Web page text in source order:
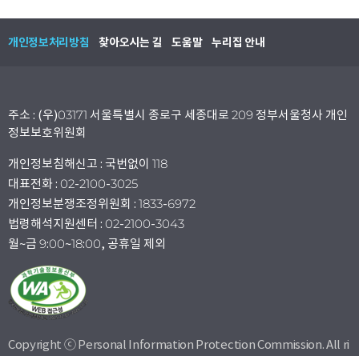
개인정보처리방침 찾아오시는 길 도움말 누리집 안내
주소 : (우)03171 서울특별시 종로구 세종대로 209 정부서울청사 개인
정보보호위원회
개인정보침해신고 : 국번없이 118
대표전화 : 02-2100-3025
개인정보분쟁조정위원회 : 1833-6972
법령해석지원센터 : 02-2100-3043
월~금 9:00~18:00, 공휴일 제외
Copyright ⓒ Personal Information Protection Commission. All ri